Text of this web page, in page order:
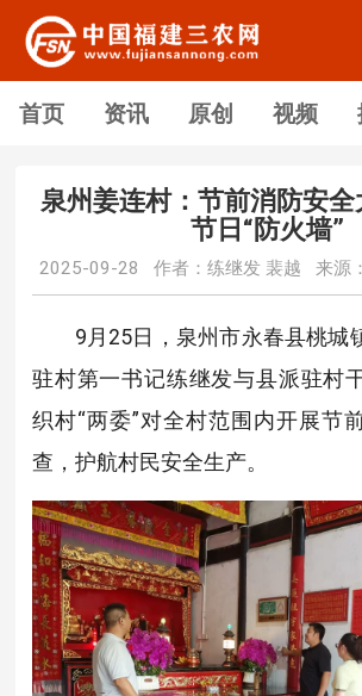
首页 资讯 原创 视频
泉州姜连村：节前消防安
节日“防火墙”
2025-09-28 作者：练继发 裴越 来源
9月25日，泉州市永春县桃城
驻村第一书记练继发与县派驻村
织村“两委”对全村范围内开展节
查，护航村民安全生产。